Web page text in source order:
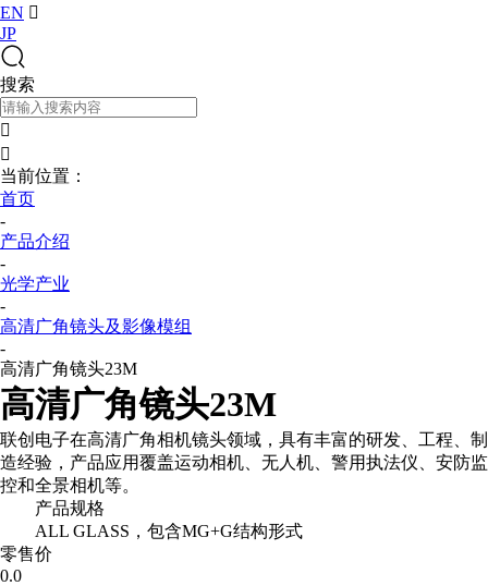
EN 
JP
搜索


当前位置：
首页
-
产品介绍
-
光学产业
-
高清广角镜头及影像模组
-
高清广角镜头23M
高清广角镜头23M
联创电子在高清广角相机镜头领域，具有丰富的研发、工程、制
造经验，产品应用覆盖运动相机、无人机、警用执法仪、安防监
控和全景相机等。
产品规格
ALL GLASS，包含MG+G结构形式
零售价
0.0